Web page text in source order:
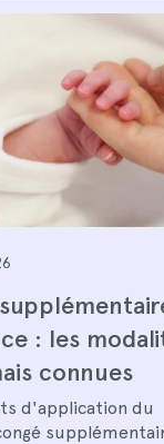
: les
connues
d'application du